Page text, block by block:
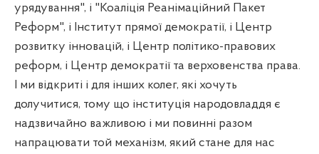
урядування", і "Коаліція Реанімаційний Пакет
Реформ", і Інститут прямої демократії, і Центр
розвитку інновацій, і Центр політико-правових
реформ, і Центр демократії та верховенства права.
І ми відкриті і для інших колег, які хочуть
долучитися, тому що інституція народовладдя є
надзвичайно важливою і ми повинні разом
напрацювати той механізм, який стане для нас